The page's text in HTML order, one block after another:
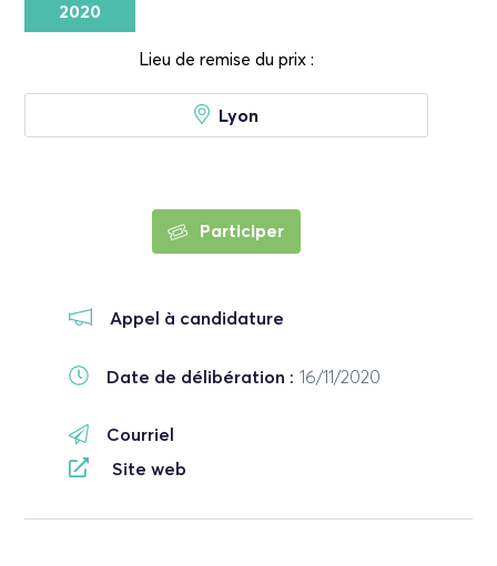
2020
Lieu de remise du prix :
Lyon
Participer
Appel à candidature
Date de délibération : 16/11/2020
Courriel
Site web